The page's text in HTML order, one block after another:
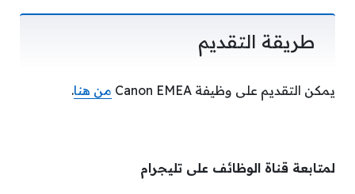
طريقة التقديم
يمكن التقديم على وظيفة Canon EMEA من هنا.
لمتابعة قناة الوظائف على تليجرام